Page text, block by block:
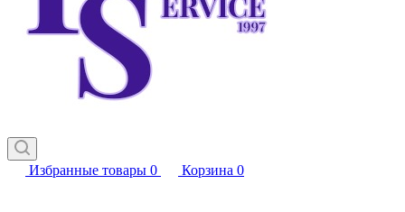
Избранные товары 0 Корзина 0